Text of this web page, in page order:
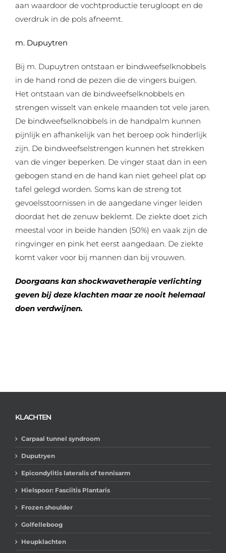
aan waardoor de vochtproductie terugloopt en de
overdruk in de pols afneemt.
m. Dupuytren
Bij m. Dupuytren ontstaan er bindweefselknobbels
in de hand rond de pezen die de vingers buigen.
Het ontstaan van de bindweefselknobbels en
strengen wisselt van enkele maanden tot vele jaren.
De bindweefselknobbels in de handpalm kunnen
pijnlijk en afhankelijk van het beroep ook hinderlijk
zijn. De bindweefselstrengen kunnen het strekken
van de vinger beperken. De vinger staat dan in een
gebogen stand en de hand kan niet geheel plat op
tafel gelegd worden. Soms kan de streng tot
gevoelsstoornissen in de aangedane vinger leiden
doordat het de zenuw beklemt. De ziekte doet zich
meestal voor in beide handen (50%) en vaak zijn de
ringvinger en pink het eerst aangedaan. De ziekte
komt vaker voor bij mannen dan bij vrouwen.
Doorgaans kan shockwavetherapie verlichting
geven bij deze klachten maar ze nooit helemaal
doen verdwijnen.
KLACHTEN
Carpaal tunnel syndroom
Duputryen
Epicondylitis lateralis of tennisarm
Hielspoor: Fasciitis Plantaris
Frozen shoulder
Golfelleboog
Heupklachten